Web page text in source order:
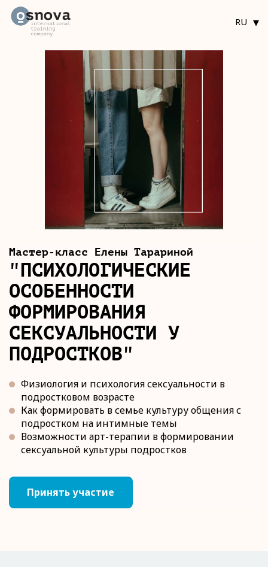
RU ▾
Мастер-класс Елены Тарариной
"ПСИХОЛОГИЧЕСКИЕ
ОСОБЕННОСТИ
ФОРМИРОВАНИЯ
СЕКСУАЛЬНОСТИ У
ПОДРОСТКОВ"
Физиология и психология сексуальности в
подростковом возрасте
Как формировать в семье культуру общения с
подростком на интимные темы
Возможности арт-терапии в формировании
сексуальной культуры подростков
Принять участие